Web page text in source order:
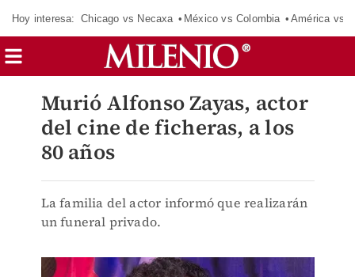
Hoy interesa: Chicago vs Necaxa México vs Colombia América vs
Murió Alfonso Zayas, actor
del cine de ficheras, a los
80 años
La familia del actor informó que realizarán
un funeral privado.